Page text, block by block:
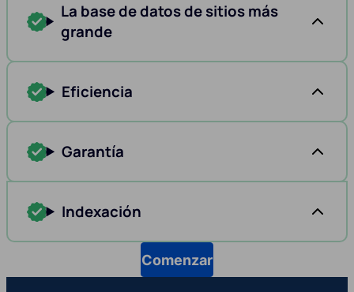
La base de datos de sitios más
grande
Eficiencia
Garantía
Indexación
Comenzar